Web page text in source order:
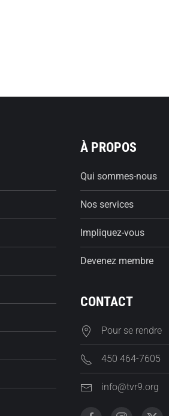
À PROPOS
Qui sommes-nous
Nos services
Impliquez-vous
Devenez membre
CONTACT
Pour se rendre
450 464-7605
info@tvr9.org